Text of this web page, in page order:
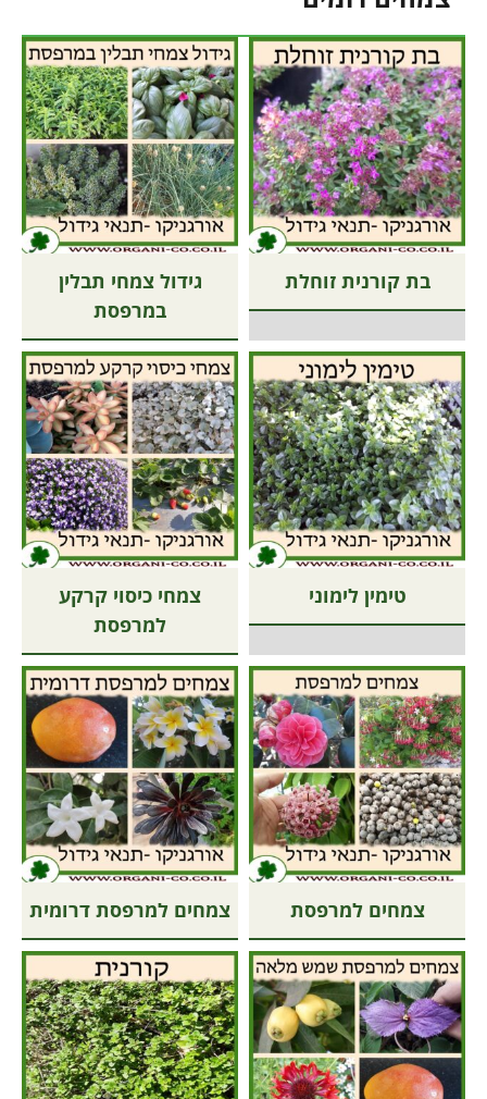
בת קורנית זוחלת
גידול צמחי תבלין
במרפסת
טימין לימוני
צמחי כיסוי קרקע
למרפסת
צמחים למרפסת צמחים למרפסת דרומית